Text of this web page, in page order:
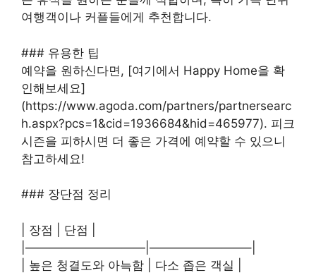
여행객이나 커플들에게 추천합니다.
### 유용한 팁
예약을 원하신다면, [여기에서 Happy Home을 확
인해보세요]
(https://www.agoda.com/partners/partnersearc
h.aspx?pcs=1&cid=1936684&hid=465977). 피크
시즌을 피하시면 더 좋은 가격에 예약할 수 있으니
참고하세요!
### 장단점 정리
| 장점 | 단점 |
|——————————|————————–|
| 높은 청결도와 아늑함 | 다소 좁은 객실 |